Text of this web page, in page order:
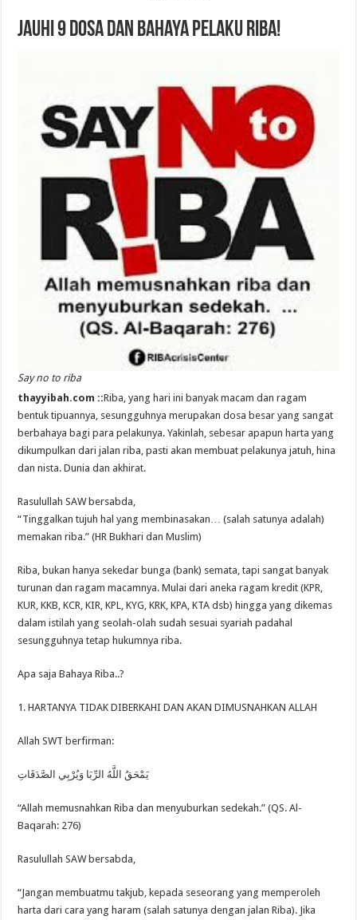
Jauhi 9 Dosa dan Bahaya Pelaku Riba!
Say no to riba
thayyibah.com ::Riba, yang hari ini banyak macam dan ragam
bentuk tipuannya, sesungguhnya merupakan dosa besar yang sangat
berbahaya bagi para pelakunya. Yakinlah, sebesar apapun harta yang
dikumpulkan dari jalan riba, pasti akan membuat pelakunya jatuh, hina
dan nista. Dunia dan akhirat.
Rasulullah SAW bersabda,
“Tinggalkan tujuh hal yang membinasakan… (salah satunya adalah)
memakan riba.” (HR Bukhari dan Muslim)
Riba, bukan hanya sekedar bunga (bank) semata, tapi sangat banyak
turunan dan ragam macamnya. Mulai dari aneka ragam kredit (KPR,
KUR, KKB, KCR, KIR, KPL, KYG, KRK, KPA, KTA dsb) hingga yang dikemas
dalam istilah yang seolah-olah sudah sesuai syariah padahal
sesungguhnya tetap hukumnya riba.
Apa saja Bahaya Riba..?
1. HARTANYA TIDAK DIBERKAHI DAN AKAN DIMUSNAHKAN ALLAH
Allah SWT berfirman:
يَمْحَقُ اللَّهُ الرِّبَا وَيُرْبِي الصَّدَقَاتِ
“Allah memusnahkan Riba dan menyuburkan sedekah.” (QS. Al-
Baqarah: 276)
Rasulullah SAW bersabda,
“Jangan membuatmu takjub, kepada seseorang yang memperoleh
harta dari cara yang haram (salah satunya dengan jalan Riba). Jika